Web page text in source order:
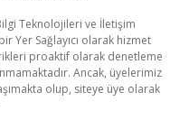
Teknolojileri ve İletişim
Yer Sağlayıcı olarak hizmet
proaktif olarak denetleme
Ancak, üyelerimiz
olup, siteye üye olarak